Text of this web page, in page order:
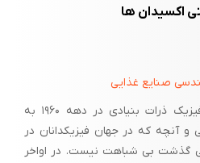
گرانش کلاسیکی هماهنگ باشد. از دهه 30 میلادی، تقریباً پس از خلق
امروز ادامه دارد.
پیشنهادات در کوانتمی کردن گرانش،
دیراک است، که حالت کوانتمی
از متریکها و میدانهای مادی است
که شامل بخش هندسی و مادی
دیفرانسیلی درجه دومی از
اکسیدان ها
صنایع غذایی
رنگ ها و طعم ها ماجرای فیزیک ذرات بنیادی در دهه ۱۹۶۰ به
و آنچه که در جهان فیزیکدانان در
گذشت بی شباهت نیست. در اواخر